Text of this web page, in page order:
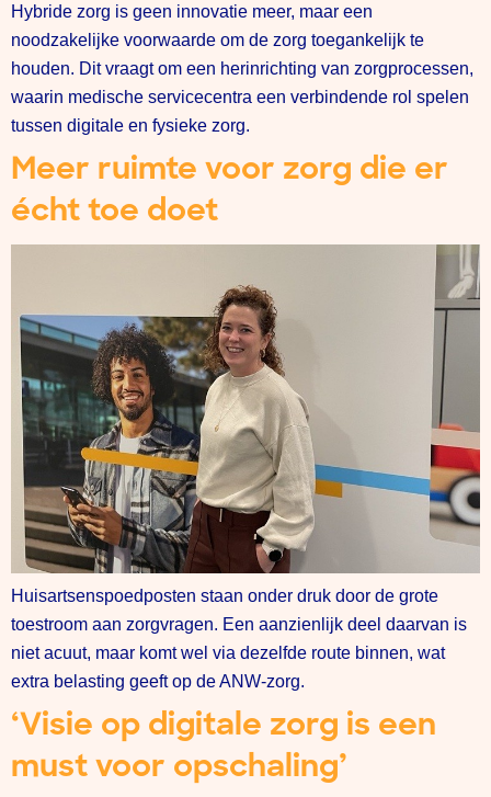
Hybride zorg is geen innovatie meer, maar een
noodzakelijke voorwaarde om de zorg toegankelijk te
houden. Dit vraagt om een herinrichting van zorgprocessen,
waarin medische servicecentra een verbindende rol spelen
tussen digitale en fysieke zorg.
Meer ruimte voor zorg die er
écht toe doet
Huisartsenspoedposten staan onder druk door de grote
toestroom aan zorgvragen. Een aanzienlijk deel daarvan is
niet acuut, maar komt wel via dezelfde route binnen, wat
extra belasting geeft op de ANW-zorg.
‘Visie op digitale zorg is een
must voor opschaling’